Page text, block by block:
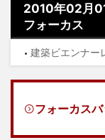
2010年02月
フォーカス
建築ビエンナー
フォーカス